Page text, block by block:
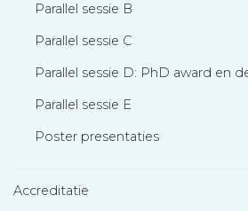
Parallel sessie B
Parallel sessie C
Parallel sessie D: PhD award en
Parallel sessie E
Poster presentaties
Accreditatie